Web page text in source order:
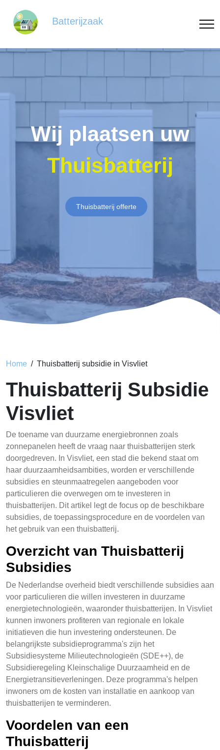
Batterijzaak
Wij plaatsen uw
Thuisbatterij
Thuisbatterij offerte
Home Thuisbatterij subsidie in Visvliet
Thuisbatterij Subsidie
Visvliet
De toename van duurzame energiebronnen zoals
zonnepanelen heeft de vraag naar thuisbatterijen sterk
doorgedreven. In Visvliet, een stad die bekend staat om
haar duurzaamheidsambities, worden er verschillende
subsidies en steunmaatregelen aangeboden voor
particulieren die overwegen om te investeren in
thuisbatterijen. Dit artikel legt de focus op de beschikbare
subsidies, de toepassingsprocedure en de voordelen van
het gebruik van een thuisbatterij.
Overzicht van Thuisbatterij
Subsidies
De Nederlandse overheid biedt verschillende subsidies aan
voor particulieren die willen investeren in duurzame
energietechnologieën, waaronder thuisbatterijen. In Visvliet
kunnen inwoners profiteren van regionale en lokale
initiatieven die hun investering ondersteunen. De
belangrijkste subsidieprogramma's zijn het
Subsidiesysteme Milieutechnologieën (SDE++), de
Subsidieregeling Kleinschalige Duurzaamheid en de
Energietransitieverleningen. Deze programma's helpen
inwoners om de kosten van installatie en aankoop van
thuisbatterijen te verminderen.
Voordelen van een
Thuisbatterij